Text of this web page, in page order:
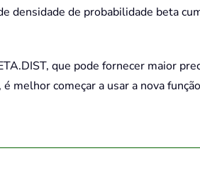
densidade de probabilidade beta
que pode fornecer maior
melhor começar a usar a nova